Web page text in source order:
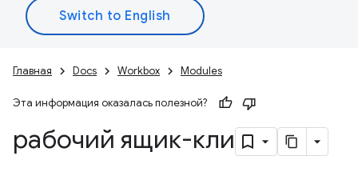
Главная Docs Workbox Modules
Эта информация оказалась полезной?
рабочий ящик-кли